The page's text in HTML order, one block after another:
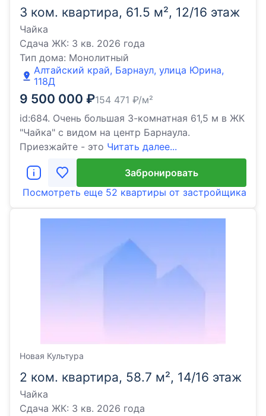
3 ком. квартира, 61.5 м², 12/16 этаж
Чайка
Сдача ЖК: 3 кв. 2026 года
Тип дома: Монолитный
Алтайский край, Барнаул, улица Юрина,
118Д
9 500 000 ₽154 471 ₽/м²
id:684. Очень большая 3-комнатная 61,5 м в ЖК
"Чайка" с видом на центр Барнаула.
Приезжайте - это Читать далее...
Забронировать
Посмотреть еще 52 квартиры от застройщика
2 ком. квартира, 58.7 м², 14/16 этаж
Чайка
Сдача ЖК: 3 кв. 2026 года
Новая Культура